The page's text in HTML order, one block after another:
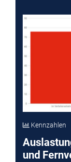
Kennzahlen
und